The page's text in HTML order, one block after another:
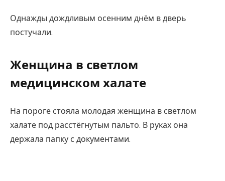
Однажды дождливым осенним днём в дверь
постучали.
Женщина в светлом
медицинском халате
На пороге стояла молодая женщина в светлом
халате под расстёгнутым пальто. В руках она
держала папку с документами.